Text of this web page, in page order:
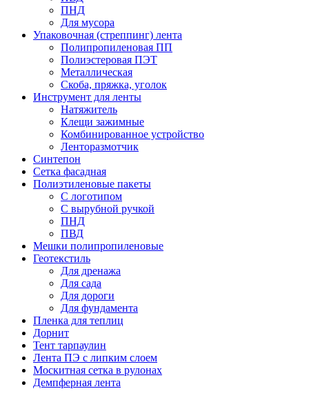
ПНД
Для мусора
Упаковочная (стреппинг) лента
Полипропиленовая ПП
Полиэстеровая ПЭТ
Металлическая
Скоба, пряжка, уголок
Инструмент для ленты
Натяжитель
Клещи зажимные
Комбинированное устройство
Ленторазмотчик
Синтепон
Сетка фасадная
Полиэтиленовые пакеты
С логотипом
С вырубной ручкой
ПНД
ПВД
Мешки полипропиленовые
Геотекстиль
Для дренажа
Для сада
Для дороги
Для фундамента
Пленка для теплиц
Дорнит
Тент тарпаулин
Лента ПЭ с липким слоем
Москитная сетка в рулонах
Демпферная лента